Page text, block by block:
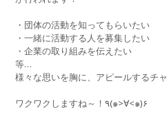
・団体の活動を知ってもらいたい
・一緒に活動する人を募集したい
・企業の取り組みを伝えたい
等…
様々な思いを胸に、アピールするチ
ワクワクしますね～！٩(๑>∀<๑)۶